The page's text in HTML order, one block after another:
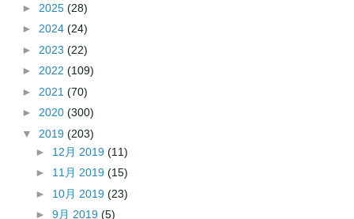
► 2025 (28)
► 2024 (24)
► 2023 (22)
► 2022 (109)
► 2021 (70)
► 2020 (300)
▼ 2019 (203)
► 12月 2019 (11)
► 11月 2019 (15)
► 10月 2019 (23)
► 9月 2019 (5)